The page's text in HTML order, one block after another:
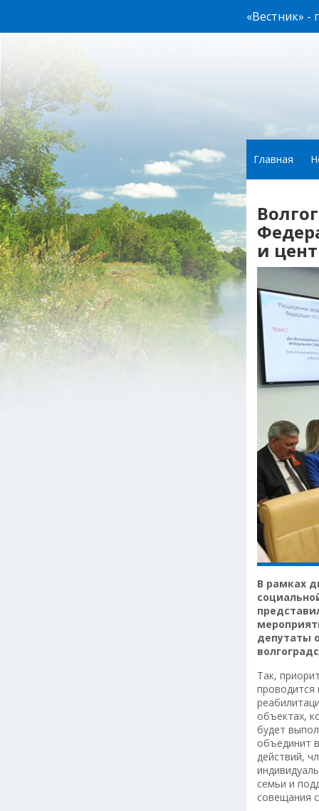
«Вестник» -
Главная
и
В рамках
депутаты
Так,
проводится
объектах,
будет
объединит
действий,
семьи и
совещания